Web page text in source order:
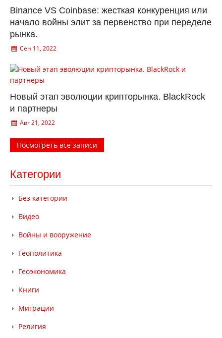
Binance VS Coinbase: жесткая конкуренция или
начало войны элит за первенство при переделе
рынка.
Сен 11, 2022
Новый этап эволюции крипторынка. BlackRock
и партнеры
Авг 21, 2022
Посмотреть все записи
Категории
Без категории
Видео
Войны и вооружение
Геополитика
Геоэкономика
Книги
Миграции
Религия